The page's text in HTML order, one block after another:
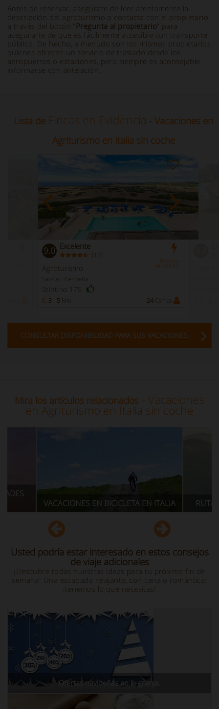
Antes de reservar, asegúrate de leer atentamente la
descripción del agroturismo o contacta con el propietario
a través del botón " Pregunta al propietario" para
asegurarte de que es fácilmente accesible con transporte
público. De hecho, a menudo son los mismos propietarios
quienes ofrecen un servicio de traslado desde los
aeropuertos o estaciones, pero siempre es aconsejable
informarse con antelación.
Lista de Fincas en Evidencia - Vacaciones en
Agriturismo en Italia sin coche
9.0 Excelente
( 13 )
Reserva
Inmediata
Agroturismo
Sassari Cerdeña
Stintino 175
3 - 5 Min 24 Camas
CONSULTAR DISPONIBILIDAD PARA SUS VACACIONES.
Mira los artículos relacionados - Vacaciones
en Agriturismo en Italia sin coche
EN BICICLETA EN ITALIA RUTAS DE SENDERISMO EN
Usted podría estar interesado en estos consejos
de viaje adicionales
¡Descubre todas nuestras ideas para tu próximo fin de
semana! Una escapada relajante, con cena o romántica:
¡tenemos lo que necesitas!
Ofertas navideñas en la granja.